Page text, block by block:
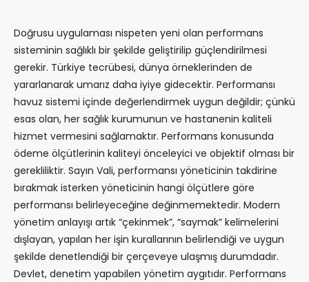
Doğrusu uygulaması nispeten yeni olan performans
sisteminin sağlıklı bir şekilde geliştirilip güçlendirilmesi
gerekir. Türkiye tecrübesi, dünya örneklerinden de
yararlanarak umarız daha iyiye gidecektir. Performansı
havuz sistemi içinde değerlendirmek uygun değildir; çünkü
esas olan, her sağlık kurumunun ve hastanenin kaliteli
hizmet vermesini sağlamaktır. Performans konusunda
ödeme ölçütlerinin kaliteyi önceleyici ve objektif olması bir
gerekliliktir. Sayın Vali, performansı yöneticinin takdirine
bırakmak isterken yöneticinin hangi ölçütlere göre
performansı belirleyeceğine değinmemektedir. Modern
yönetim anlayışı artık “çekinmek”, “saymak” kelimelerini
dışlayan, yapılan her işin kurallarının belirlendiği ve uygun
şekilde denetlendiği bir çerçeveye ulaşmış durumdadır.
Devlet, denetim yapabilen yönetim aygıtıdır. Performans